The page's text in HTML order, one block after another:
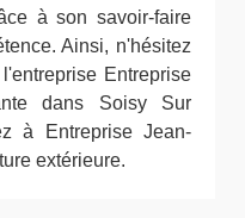
à son savoir-faire
Ainsi, n'hésitez
Entreprise
dans Soisy Sur
à Entreprise Jean-
extérieure.